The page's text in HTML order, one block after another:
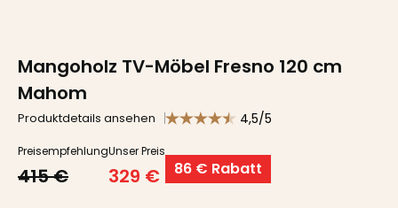
Mangoholz TV-Möbel Fresno 120 cm
Mahom
Produktdetails ansehen 4,5/5
Preisempfehlung
415 €
Unser Preis
329 € 86 € Rabatt